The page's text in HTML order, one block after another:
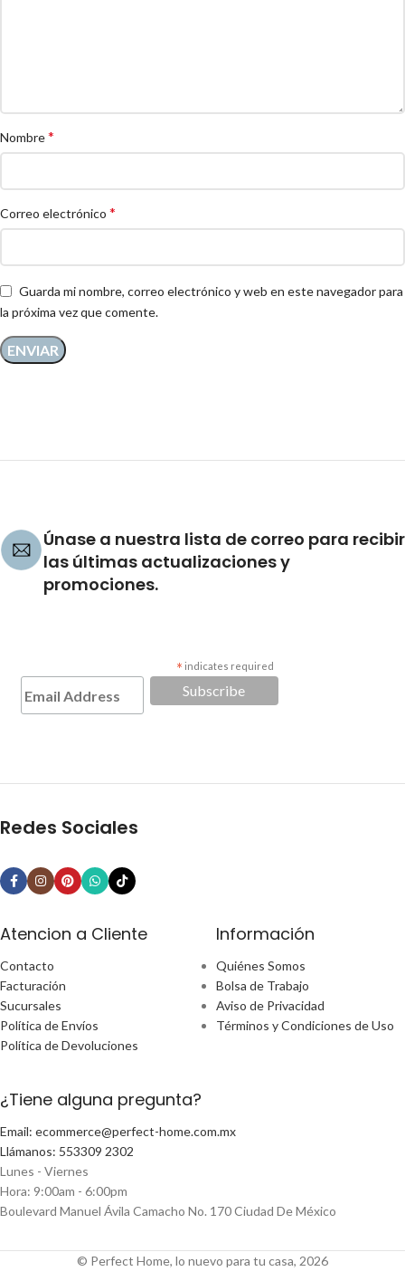
Nombre*
Correo electrónico *
Guarda mi nombre, correo electrónico y web en este navegador para
la próxima vez que comente.
Únase a nuestra lista de correo para recibir
las últimas actualizaciones y
promociones.
* indicates required
Redes Sociales
Atencion a Cliente
Contacto
Facturación
Sucursales
Política de Envíos
Política de Devoluciones
Información
Quiénes Somos
Bolsa de Trabajo
Aviso de Privacidad
Términos y Condiciones de Uso
¿Tiene alguna pregunta?
Email: ecommerce@perfect-home.com.mx
Llámanos: 553309 2302
Lunes - Viernes
Hora: 9:00am - 6:00pm
Boulevard Manuel Ávila Camacho No. 170 Ciudad De México
© Perfect Home, lo nuevo para tu casa, 2026